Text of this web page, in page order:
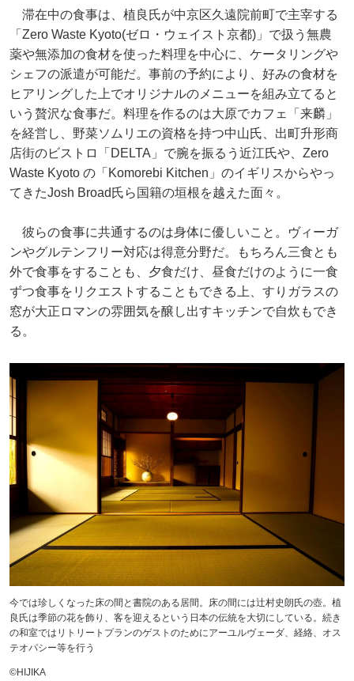
滞在中の食事は、植良氏が中京区久遠院前町で主宰する
「Zero Waste Kyoto(ゼロ・ウェイスト京都)」で扱う無農
薬や無添加の食材を使った料理を中心に、ケータリングや
シェフの派遣が可能だ。事前の予約により、好みの食材を
ヒアリングした上でオリジナルのメニューを組み立てると
いう贅沢な食事だ。料理を作るのは大原でカフェ「来麟」
を経営し、野菜ソムリエの資格を持つ中山氏、出町升形商
店街のビストロ「DELTA」で腕を振るう近江氏や、Zero
Waste Kyoto の「Komorebi Kitchen」のイギリスからやっ
てきたJosh Broad氏ら国籍の垣根を越えた面々。
彼らの食事に共通するのは身体に優しいこと。ヴィーガ
ンやグルテンフリー対応は得意分野だ。もちろん三食とも
外で食事をすることも、夕食だけ、昼食だけのように一食
ずつ食事をリクエストすることもできる上、すりガラスの
窓が大正ロマンの雰囲気を醸し出すキッチンで自炊もでき
る。
今では珍しくなった床の間と書院のある居間。床の間には辻村史朗氏の壺。植
良氏は季節の花を飾り、客を迎えるという日本の伝統を大切にしている。続き
の和室ではリトリートプランのゲストのためにアーユルヴェーダ、経絡、オス
テオパシー等を行う
©︎HIJIKA